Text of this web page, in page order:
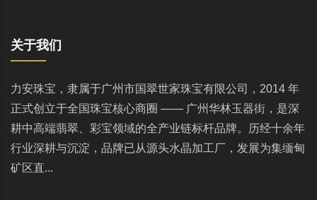
关于我们
力安珠宝，隶属于广州市国翠世家珠宝有限公司，2014 年
正式创立于全国珠宝核心商圈 —— 广州华林玉器街，是深
耕中高端翡翠、彩宝领域的全产业链标杆品牌。历经十余年
行业深耕与沉淀，品牌已从源头水晶加工厂，发展为集缅甸
矿区直...